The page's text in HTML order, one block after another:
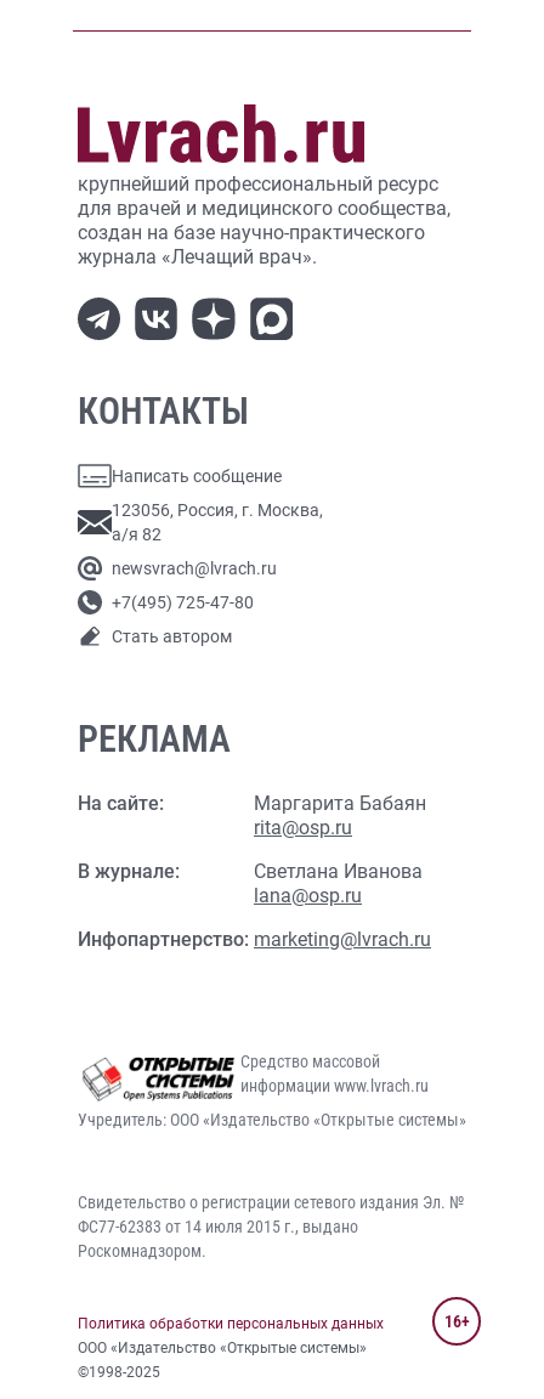
крупнейший профессиональный ресурс
для врачей и медицинского сообщества,
создан на базе научно-практического
журнала «Лечащий врач».
КОНТАКТЫ
Написать сообщение
123056, Россия, г. Москва,
а/я 82
newsvrach@lvrach.ru
+7(495) 725-47-80
Стать автором
РЕКЛАМА
На сайте:
Маргарита Бабаян
rita@osp.ru
В журнале:
Светлана Иванова
lana@osp.ru
Инфопартнерство: marketing@lvrach.ru
Средство массовой
информации www.lvrach.ru
Учредитель: ООО «Издательство «Открытые системы»
Свидетельство о регистрации сетевого издания Эл. №
ФС77-62383 от 14 июля 2015 г., выдано
Роскомнадзором.
Политика обработки персональных данных
ООО «Издательство «Открытые системы»
©1998-2025
16+